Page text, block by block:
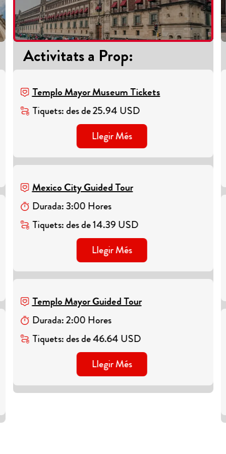
Activitats a Prop:
Templo Mayor Museum Tickets
Tiquets:des de25.94 USD
Llegir Més
Mexico City Guided Tour
Durada:3:00 Hores
Tiquets:des de14.39 USD
Llegir Més
Templo Mayor Guided Tour
Durada:2:00 Hores
Tiquets:des de46.64 USD
Llegir Més